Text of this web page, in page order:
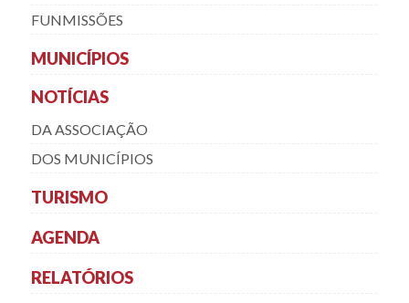
FUNMISSÕES
MUNICÍPIOS
NOTÍCIAS
DA ASSOCIAÇÃO
DOS MUNICÍPIOS
TURISMO
AGENDA
RELATÓRIOS